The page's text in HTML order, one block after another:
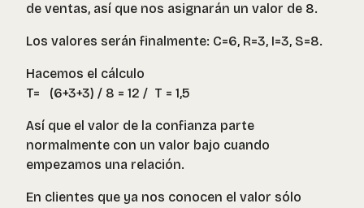
de ventas, así que nos asignarán un valor de 8.
Los valores serán finalmente: C=6, R=3, I=3, S=8.
Hacemos el cálculo
T= (6+3+3) / 8 = 12 / T = 1,5
Así que el valor de la confianza parte
normalmente con un valor bajo cuando
empezamos una relación.
En clientes que ya nos conocen el valor sólo